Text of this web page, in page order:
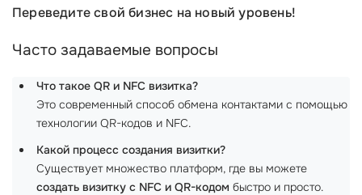
Переведите свой бизнес на новый уровень!
Часто задаваемые вопросы
Что такое QR и NFC визитка?
Это современный способ обмена контактами с помощью
технологии QR-кодов и NFC.
Какой процесс создания визитки?
Существует множество платформ, где вы можете
создать визитку с NFC и QR-кодом быстро и просто.